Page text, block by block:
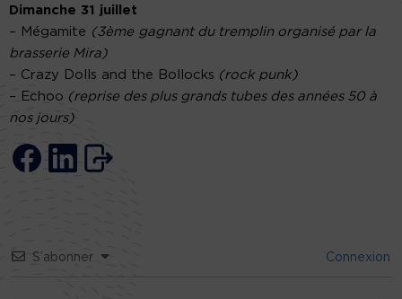
Dimanche 31 juillet
– Mégamite (3ème gagnant du tremplin organisé par la
brasserie Mira)
– Crazy Dolls and the Bollocks (rock punk)
– Echoo (reprise des plus grands tubes des années 50 à
nos jours)
S’abonner Connexion